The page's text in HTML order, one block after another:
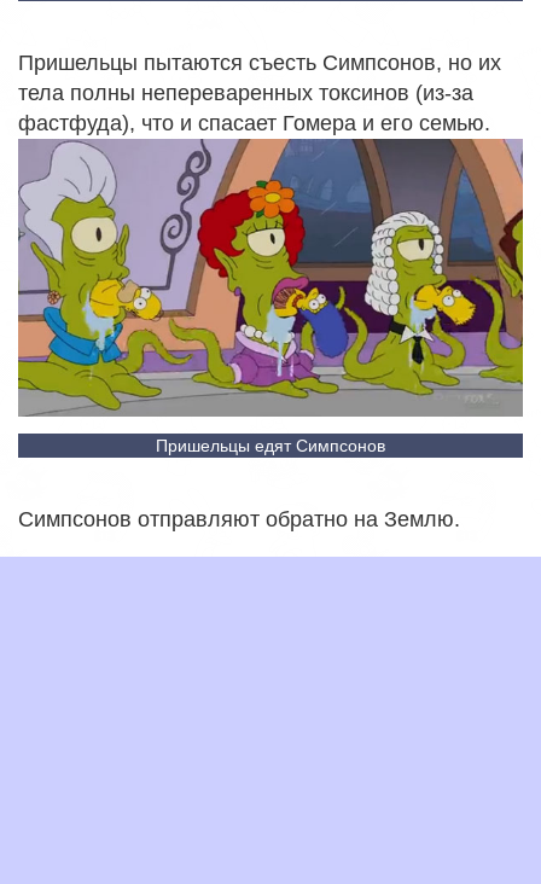
Пришельцы пытаются съесть Симпсонов, но их
тела полны непереваренных токсинов (из-за
фастфуда), что и спасает Гомера и его семью.
Пришельцы едят Симпсонов
Симпсонов отправляют обратно на Землю.